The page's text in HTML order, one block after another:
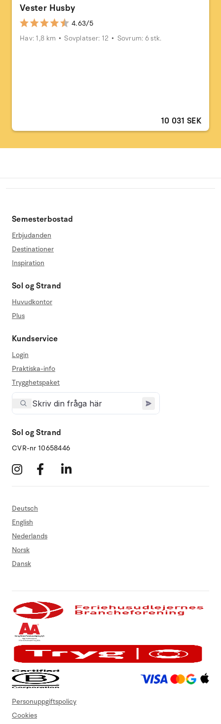
Vester Husby
4.63/5
Hav: 1,8 km
Sovplatser: 12 Sovrum: 6 stk.
10 031 SEK
Semesterbostad
Erbjudanden
Destinationer
Inspiration
Sol og Strand
Huvudkontor
Plus
Kundservice
Login
Praktiska-info
Trygghetspaket
Sol og Strand
CVR-nr 10658446
Deutsch
English
Nederlands
Norsk
Dansk
Personuppgiftspolicy
Cookies